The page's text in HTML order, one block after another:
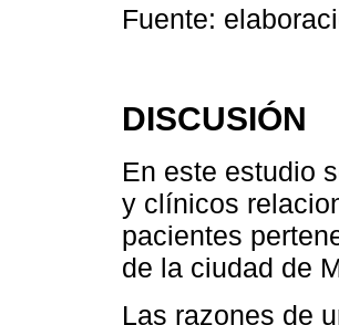
Fuente:
DISCUSIÓN
En este estudio
y clínicos
pacientes
de la ciudad de
Las razones de